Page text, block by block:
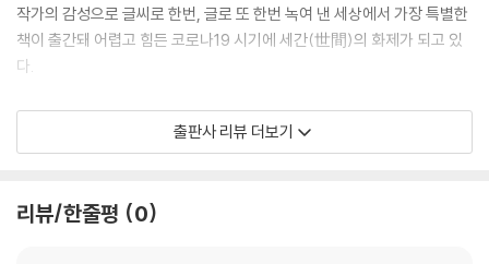
제55화 사랑하나면 돼_이찬기 204
제56화 나는 뻔뻔하게 살기로 했다_허정아 208
제57화 세상에서 가장 소중한 사람은 가족_송민자 212
제59화 범사에 감사하자_박병헌 219
제60화 나답게 사는 것이_권지운 222
제63화 여호와는 나의 목자시니_주승균 232
작가의 감성으로 글씨로 한번, 글로 또 한번 녹여 낸 세상에서 가장 특별한
책이 출간돼 어렵고 힘든 코로나19 시기에 세간(世間)의 화제가 되고 있
다.
석산 진성영 작가는 지난 8월 섬생활 3년을 정리하면서 다양한 사람들과
함께 만드는 특별한 책을 기획하게 된다. 각자 마음속에 품고 있는 좌우명,
차로 글의 내용을 차곡차곡 채워나가는 형식으로 구성된 캘리 북이다.
출판사 리뷰 더보기
리뷰/한줄평 0